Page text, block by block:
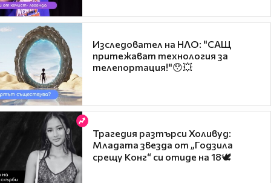
Изследовател на НЛО: "САЩ
притежават технология за
телепортация!"😯💥
Трагедия разтърси Холивуд:
Младата звезда от „Годзила
срещу Конг“ си отиде на 18🕊️